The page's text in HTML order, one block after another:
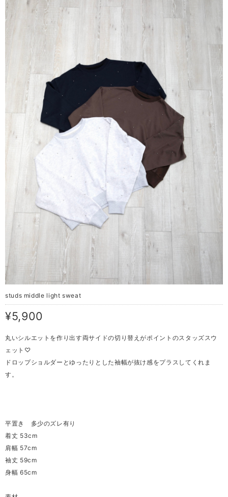
studs middle light sweat
¥5,900
丸いシルエットを作り出す両サイドの切り替えがポイントのスタッズスウ
ェット♡
ドロップショルダーとゆったりとした袖幅が抜け感をプラスしてくれま
す。
平置き 多少のズレ有り
着丈 53cm
肩幅 57cm
袖丈 59cm
身幅 65cm